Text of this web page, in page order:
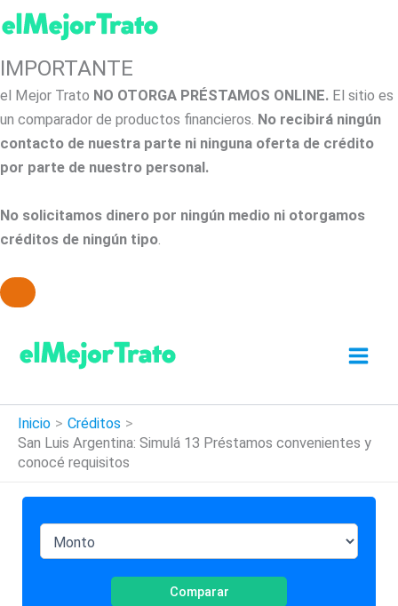
IMPORTANTE
el Mejor Trato NO OTORGA PRÉSTAMOS ONLINE. El sitio es
un comparador de productos financieros. No recibirá ningún
contacto de nuestra parte ni ninguna oferta de crédito
por parte de nuestro personal.
No solicitamos dinero por ningún medio ni otorgamos
créditos de ningún tipo.
contenido
Inicio
Créditos
San Luis Argentina: Simulá 13 Préstamos convenientes y
conocé requisitos
Comparar